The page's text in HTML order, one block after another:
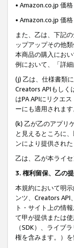
• Amazon.co.jp 価
• Amazon.co.jp 価
また、乙は、下記
ップアップその他
本商品の購入にお
例において、「詳
(j) 乙は、仕様書類
Creators APIもしく
はPA APIにリクエ
ーにも適用されます
(k) 乙が乙のアプリ
と見えるところに
ンにより提供され
乙は、乙が本ライ
3. 権利留保、乙の
本規約において明
ンツ、Creators API
ト・サイト上の情
て甲が提供または
（SDK）、ライブ
権を含みます。）